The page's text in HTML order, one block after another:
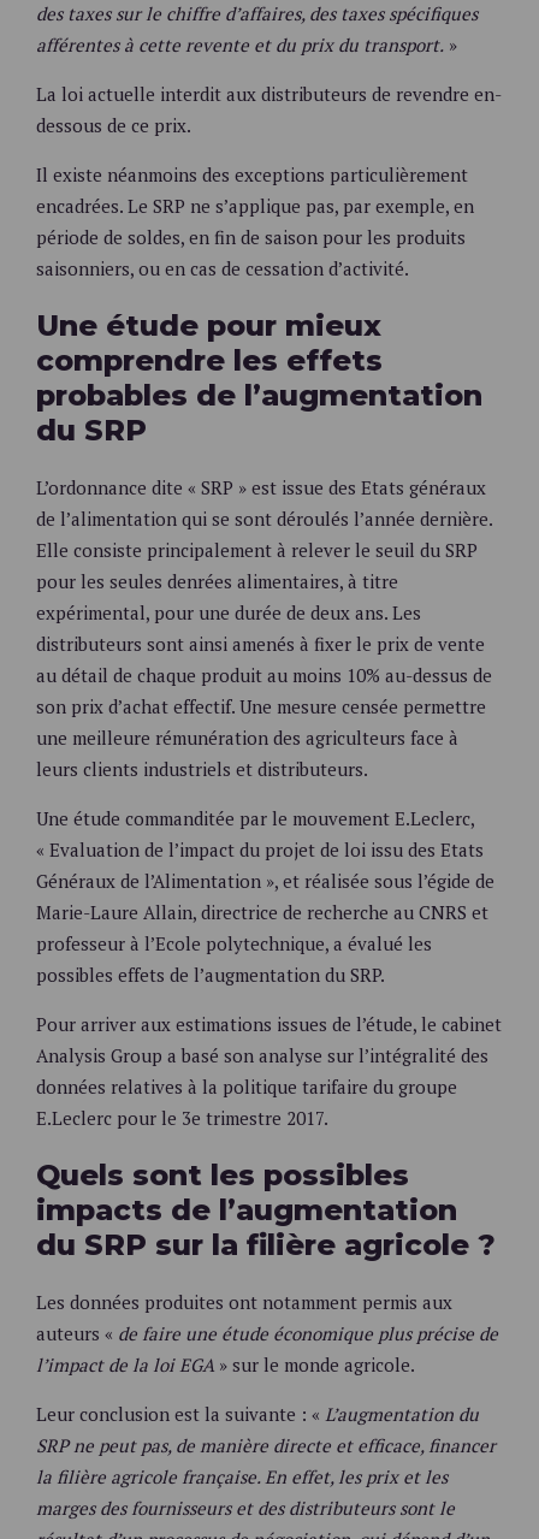
des taxes sur le chiffre d’affaires, des taxes spécifiques
afférentes à cette revente et du prix du transport. »
La loi actuelle interdit aux distributeurs de revendre en-
dessous de ce prix.
Il existe néanmoins des exceptions particulièrement
encadrées. Le SRP ne s’applique pas, par exemple, en
période de soldes, en fin de saison pour les produits
saisonniers, ou en cas de cessation d’activité.
Une étude pour mieux
comprendre les effets
probables de l’augmentation
du SRP
L’ordonnance dite « SRP » est issue des Etats généraux
de l’alimentation qui se sont déroulés l’année dernière.
Elle consiste principalement à relever le seuil du SRP
pour les seules denrées alimentaires, à titre
expérimental, pour une durée de deux ans. Les
distributeurs sont ainsi amenés à fixer le prix de vente
au détail de chaque produit au moins 10% au-dessus de
son prix d’achat effectif. Une mesure censée permettre
une meilleure rémunération des agriculteurs face à
leurs clients industriels et distributeurs.
Une étude commanditée par le mouvement E.Leclerc,
« Evaluation de l’impact du projet de loi issu des Etats
Généraux de l’Alimentation », et réalisée sous l’égide de
Marie-Laure Allain, directrice de recherche au CNRS et
professeur à l’Ecole polytechnique, a évalué les
possibles effets de l’augmentation du SRP.
Pour arriver aux estimations issues de l’étude, le cabinet
Analysis Group a basé son analyse sur l’intégralité des
données relatives à la politique tarifaire du groupe
E.Leclerc pour le 3e trimestre 2017.
Quels sont les possibles
impacts de l’augmentation
du SRP sur la filière agricole ?
Les données produites ont notamment permis aux
auteurs « de faire une étude économique plus précise de
l’impact de la loi EGA » sur le monde agricole.
Leur conclusion est la suivante : « L’augmentation du
SRP ne peut pas, de manière directe et efficace, financer
la filière agricole française. En effet, les prix et les
marges des fournisseurs et des distributeurs sont le